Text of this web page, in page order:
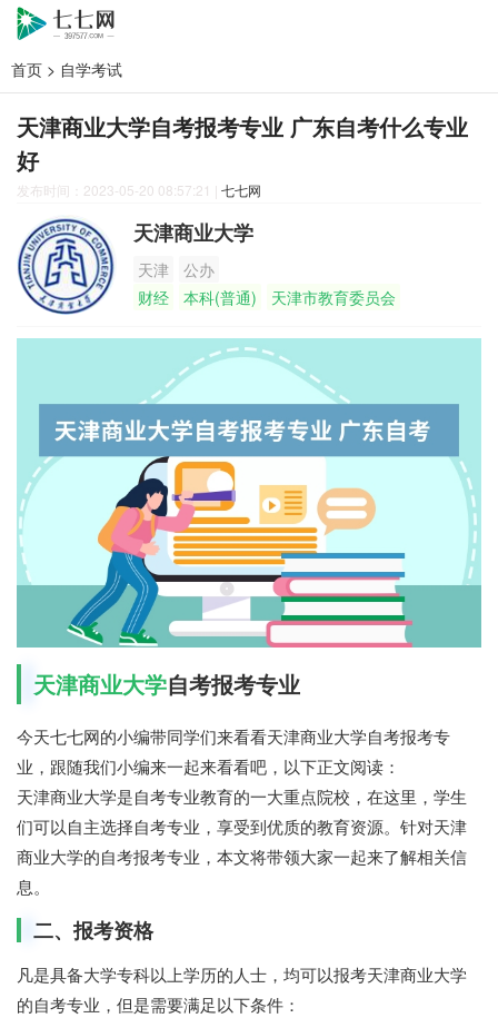
首页 > 自学考试
天津商业大学自考报考专业 广东自考什么专业
好
发布时间：2023-05-20 08:57:21 | 七七网
天津商业大学
天津
公办
财经
本科(普通) 天津市教育委员会
天津商业大学自考报考专业
今天七七网的小编带同学们来看看天津商业大学自考报考专
业，跟随我们小编来一起来看看吧，以下正文阅读：
天津商业大学是自考专业教育的一大重点院校，在这里，学生
们可以自主选择自考专业，享受到优质的教育资源。针对天津
商业大学的自考报考专业，本文将带领大家一起来了解相关信
息。
二、报考资格
凡是具备大学专科以上学历的人士，均可以报考天津商业大学
的自考专业，但是需要满足以下条件：